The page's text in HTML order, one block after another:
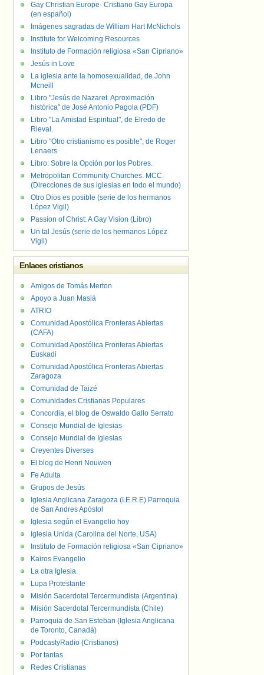
Gay Christian Europe- Cristiano Gay Europa
(en español)
Imágenes sagradas de William Hart McNichols
Institute for Welcoming Resources
Instituto de Formación religiosa «San Cipriano»
Jesús in Love
La iglesia ante la homosexualidad, de John
Mcneill
Libro "Jesús de Nazaret. Aproximación
histórica" de José Antonio Pagola (PDF)
Libro "La Amistad Espiritual", de Elredo de
Rieval.
Libro "Otro cristianismo es posible", de Roger
Lenaers
Libro: Sobre la Opción por los Pobres.
Metropolitan Community Churches. MCC.
(Direcciones de sus iglesias en todo el mundo)
Otro Dios es posible (serie de los hermanos
López Vigil)
Passion of Christ: A Gay Vision (Libro)
Un tal Jesús (serie de los hermanos López
Vigil)
Enlaces cristianos
Amigos de Tomás Merton
Apoyo a Juan Masiá
ATRIO
Comunidad Apostólica Fronteras Abiertas
(CAFA)
Comunidad Apostólica Fronteras Abiertas
Euskadi
Comunidad Apostólica Fronteras Abiertas
Zaragoza
Comunidad de Taizé
Comunidades Cristianas Populares
Concordia, el blog de Oswaldo Gallo Serrato
Consejo Mundial de Iglesias
Consejo Mundial de Iglesias
Creyentes Diverses
El blog de Henri Nouwen
Fe Adulta
Grupos de Jesús
Iglesia Anglicana Zaragoza (I.E.R.E) Parroquia
de San Andres Apóstol
Iglesia según el Evangelio hoy
Iglesia Unida (Carolina del Norte, USA)
Instituto de Formación religiosa «San Cipriano»
Kairos Evangelio
La otra Iglesia.
Lupa Protestante
Misión Sacerdotal Tercermundista (Argentina)
Misión Sacerdotal Tercermundista (Chile)
Parroquia de San Esteban (Iglesia Anglicana
de Toronto, Canadá)
PodcastyRadio (Cristianos)
Por tantas
Redes Cristianas